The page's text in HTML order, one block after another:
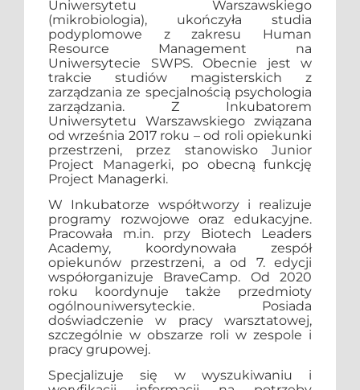
Uniwersytetu Warszawskiego
(mikrobiologia), ukończyła studia
podyplomowe z zakresu Human
Resource Management na
Uniwersytecie SWPS. Obecnie jest w
trakcie studiów magisterskich z
zarządzania ze specjalnością psychologia
zarządzania. Z Inkubatorem
Uniwersytetu Warszawskiego związana
od września 2017 roku – od roli opiekunki
przestrzeni, przez stanowisko Junior
Project Managerki, po obecną funkcję
Project Managerki.
W Inkubatorze współtworzy i realizuje
programy rozwojowe oraz edukacyjne.
Pracowała m.in. przy Biotech Leaders
Academy, koordynowała zespół
opiekunów przestrzeni, a od 7. edycji
współorganizuje BraveCamp. Od 2020
roku koordynuje także przedmioty
ogólnouniwersyteckie. Posiada
doświadczenie w pracy warsztatowej,
szczególnie w obszarze roli w zespole i
pracy grupowej.
Specjalizuje się w wyszukiwaniu i